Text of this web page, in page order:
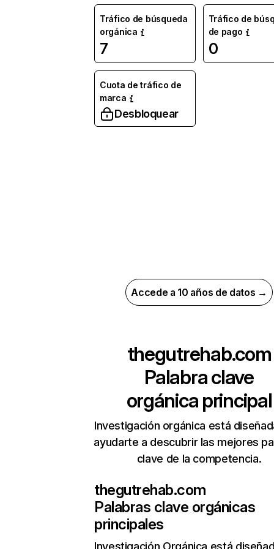
Tráfico de búsqueda
orgánica
7
Tráfico de
de pago
0
Cuota de tráfico de
marca
Desbloquear
Accede a 10 años de datos →
thegutrehab.com
Palabra clave
orgánica principal
Investigación orgánica está
ayudarte a descubrir las mejores
clave de la competencia.
thegutrehab.com
Palabras clave orgánicas
principales
Investigación Orgánica está